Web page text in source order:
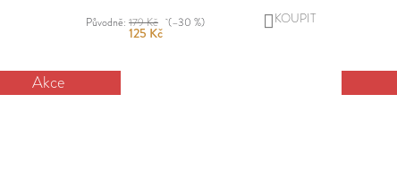
Původně: 179 Kč (–30 %)
125 Kč
DO
Akce